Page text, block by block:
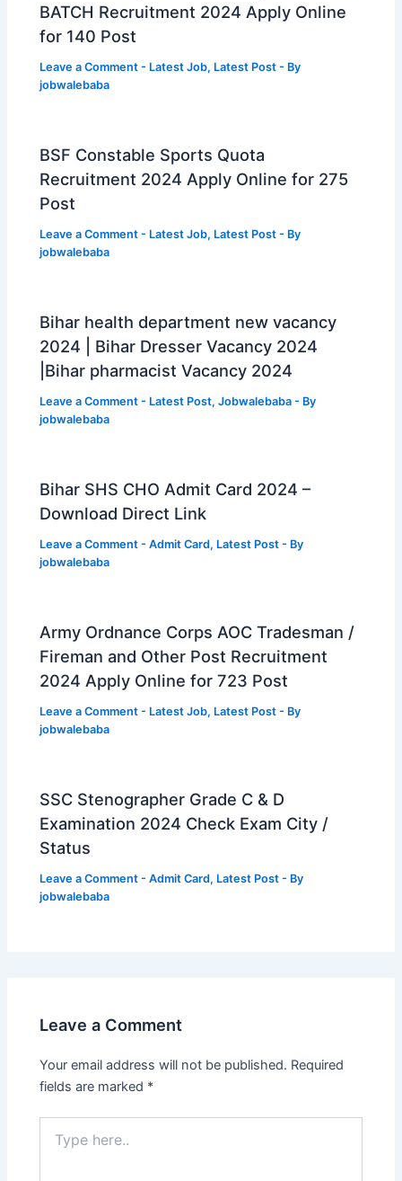
BATCH Recruitment 2024 Apply Online
for 140 Post
Leave a Comment - Latest Job, Latest Post - By
jobwalebaba
BSF Constable Sports Quota
Recruitment 2024 Apply Online for 275
Post
Leave a Comment - Latest Job, Latest Post - By
jobwalebaba
Bihar health department new vacancy
2024 | Bihar Dresser Vacancy 2024
|Bihar pharmacist Vacancy 2024
Leave a Comment - Latest Post,Jobwalebaba - By
jobwalebaba
Bihar SHS CHO Admit Card 2024 –
Download Direct Link
Leave a Comment -Admit Card, Latest Post - By
jobwalebaba
Army Ordnance Corps AOC Tradesman /
Fireman and Other Post Recruitment
2024 Apply Online for 723 Post
Leave a Comment - Latest Job, Latest Post - By
jobwalebaba
SSC Stenographer Grade C & D
Examination 2024 Check Exam City /
Status
Leave a Comment -Admit Card, Latest Post - By
jobwalebaba
Leave a Comment
Your email address will not be published. Required
fields are marked *
here..